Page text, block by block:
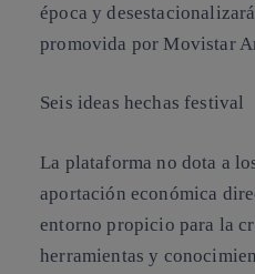
época y
promovida por Movistar
Seis ideas hechas festival
La plataforma no dota a
aportación económica
entorno propicio para la
herramientas y